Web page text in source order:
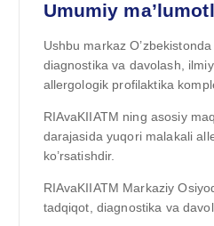
Umumiy
Ushbu markaz
diagnostika va davolash,
allergologik profilaktika
RIAvaKIIATM ning asosiy
darajasida yuqori malakali
ko’rsatishdir.
RIAvaKIIATM Markaziy
tadqiqot, diagnostika va